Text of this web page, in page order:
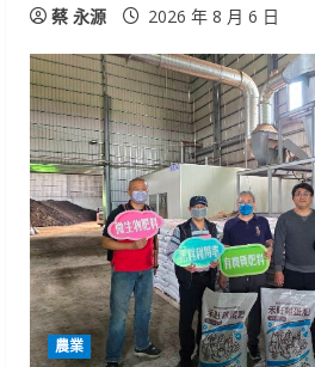
蔡 永源 2026 年 8 月 6 日
農業